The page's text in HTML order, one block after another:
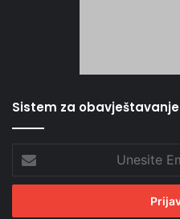
Sistem za obavještavanje
Email
adresu